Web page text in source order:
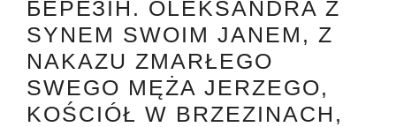
БЕРЕЗІН. OLEKSANDRA Z
SYNEM SWOIM JANEM, Z
NAKAZU ZMARŁEGO
SWEGO MĘŻA JERZEGO,
KOŚCIÓŁ W BRZEZINACH,